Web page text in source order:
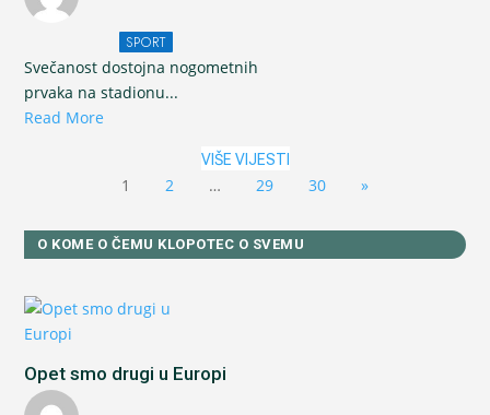
SPORT
Svečanost dostojna nogometnih
prvaka na stadionu...
Read More
VIŠE VIJESTI
1 2 … 29 30 »
O KOME O ČEMU KLOPOTEC O SVEMU
Opet smo drugi u Europi